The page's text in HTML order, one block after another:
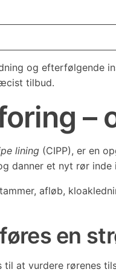
og efterfølgende
tilbud.
–
lining (CIPP), er en
danner et nyt rør inde
afløb,
en
til at vurdere rørenes